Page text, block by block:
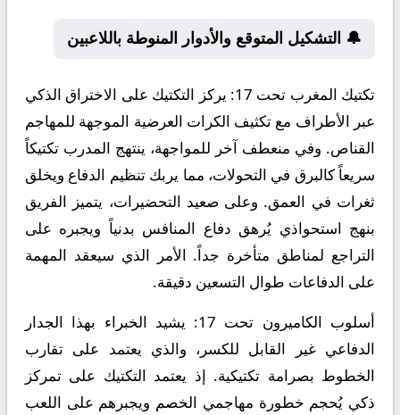
🔔 التشكيل المتوقع والأدوار المنوطة باللاعبين
تكتيك المغرب تحت 17:
يركز التكتيك على الاختراق الذكي
عبر الأطراف مع تكثيف الكرات العرضية الموجهة للمهاجم
القناص. وفي منعطف آخر للمواجهة، ينتهج المدرب تكتيكاً
سريعاً كالبرق في التحولات، مما يربك تنظيم الدفاع ويخلق
ثغرات في العمق. وعلى صعيد التحضيرات، يتميز الفريق
بنهج استحواذي يُرهق دفاع المنافس بدنياً ويجبره على
التراجع لمناطق متأخرة جداً. الأمر الذي سيعقد المهمة
على الدفاعات طوال التسعين دقيقة.
أسلوب الكاميرون تحت 17:
يشيد الخبراء بهذا الجدار
الدفاعي غير القابل للكسر، والذي يعتمد على تقارب
الخطوط بصرامة تكتيكية. إذ يعتمد التكتيك على تمركز
ذكي يُحجم خطورة مهاجمي الخصم ويجبرهم على اللعب